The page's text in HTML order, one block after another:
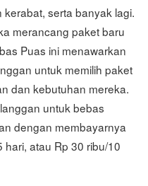
serta banyak lagi.
merancang paket baru
Puas ini menawarkan
untuk memilih paket
dan kebutuhan mereka.
untuk bebas
dengan membayarnya
hari, atau Rp 30 ribu/10